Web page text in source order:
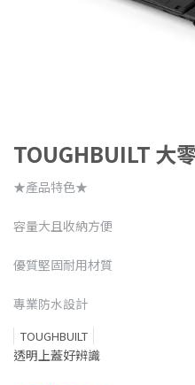
TOUGHBUILT 大
★產品特色★
容量大且收納方便
優質堅固耐用材質
專業防水設計
TOUGHBUILT
透明上蓋好辨識